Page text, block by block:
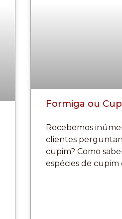
Formiga ou
Recebemos
clientes
cupim? Como
espécies de